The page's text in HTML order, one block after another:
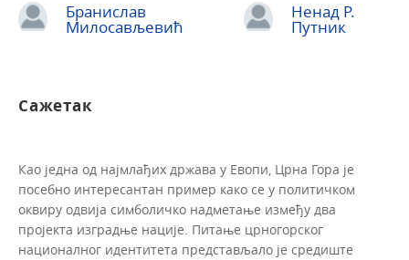
Бранислав
Милосављевић
Ненад Р.
Путник
Сажетак
Као једна од најмлађих држава у Евопи, Црна Гора је
посебно интересантан пример како се у политичком
оквиру одвија симболичко надметање између два
пројекта изградње нације. Питање црногорског
националног идентитета представљало је средиште